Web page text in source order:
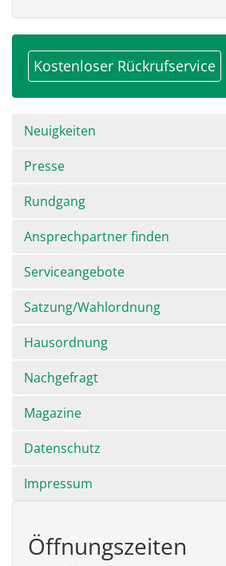
Kostenloser Rückrufservice
Navigation
überspringen
Neuigkeiten
Presse
Rundgang
Ansprechpartner finden
Serviceangebote
Satzung/Wahlordnung
Hausordnung
Nachgefragt
Magazine
Datenschutz
Impressum
Öffnungszeiten